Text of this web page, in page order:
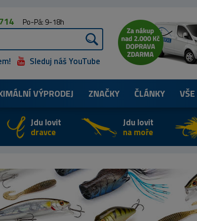
Po-Pá: 9-18h
Sleduj náš YouTube
VÝPRODEJ ZNAČKY ČLÁNKY
Jdu lovit
dravce
Jdu lovit
na moře